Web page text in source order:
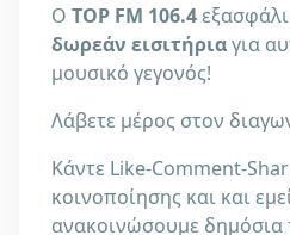
Ο TOP FM 106.4
δωρεάν εισιτήριαγια
μουσικό γεγονός!
Λάβετε μέρος στον
Κάντε Like-Comment-
κοινοποίησης και και
ανακοινώσουμε δημόσια